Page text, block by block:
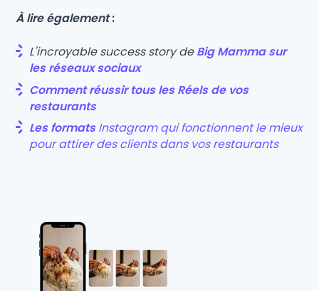
À lire également:
L'incroyable success story deBig Mamma sur
les réseaux sociaux
Comment réussir tous les Réels de vos
restaurants
Les formatsInstagram qui fonctionnent le mieux
pour attirer des clients dans vos restaurants